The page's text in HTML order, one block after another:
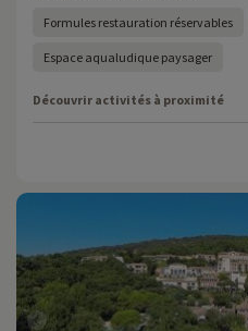
Formules restauration réservables
Espace aqualudique paysager
Découvrir activités à proximité